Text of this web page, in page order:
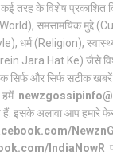
तरह के विशेष प्रकाशित
समसामयिक मुद्दे
धर्म (Religion),
Jara Hat Ke) जैसे
सिर्फ और सिर्फ सटीक खबरें
हमें
इसके अलावा आप हमारे
IndiaNowR